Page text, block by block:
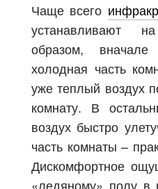
Чаще всего
устанавливают
образом, вначале
холодная часть
уже теплый воздух
комнату. В
воздух быстро
часть комнаты –
Дискомфортное
«ледяному» полу в